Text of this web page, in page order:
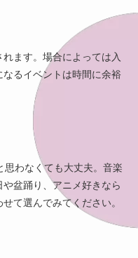
ます。場合によっては入
るイベントは時間に余裕
思わなくても大丈夫。音楽
盆踊り、アニメ好きなら
て選んでみてください。